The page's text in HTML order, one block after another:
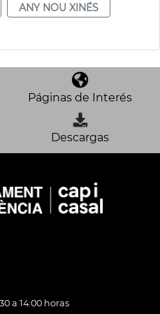
ANY NOU XINÉS
Páginas de Interés
Descargas
a 14:00 horas